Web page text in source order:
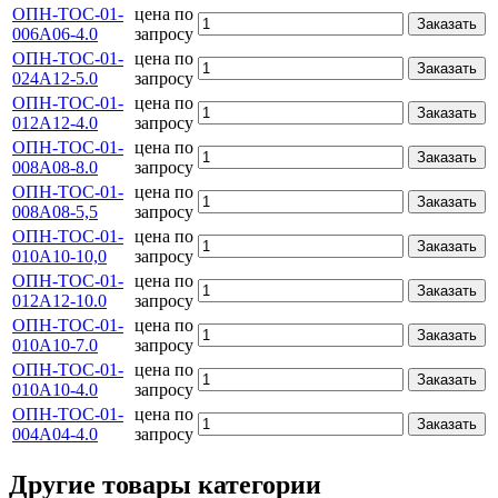
ОПН-ТОС-01-
006А06-4.0
цена по
запросу
Заказать
ОПН-ТОС-01-
024А12-5.0
цена по
запросу
Заказать
ОПН-ТОС-01-
012А12-4.0
цена по
запросу
Заказать
ОПН-ТОС-01-
008А08-8.0
цена по
запросу
Заказать
ОПН-ТОС-01-
008А08-5,5
цена по
запросу
Заказать
ОПН-ТОС-01-
010А10-10,0
цена по
запросу
Заказать
ОПН-ТОС-01-
012А12-10.0
цена по
запросу
Заказать
ОПН-ТОС-01-
010А10-7.0
цена по
запросу
Заказать
ОПН-ТОС-01-
010А10-4.0
цена по
запросу
Заказать
ОПН-ТОС-01-
004А04-4.0
цена по
запросу
Заказать
Другие товары категории